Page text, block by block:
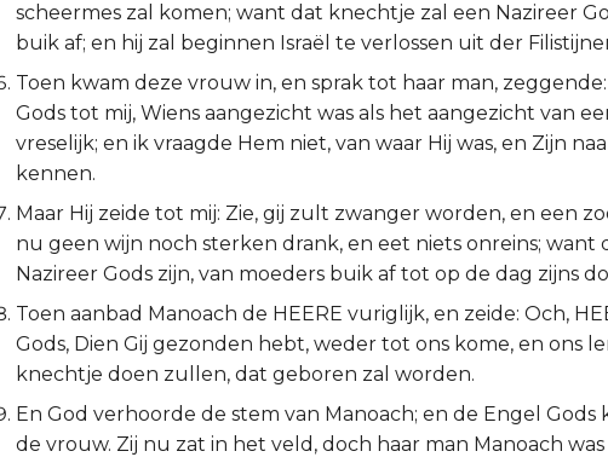
scheermes zal komen; want dat knechtje zal een Nazireer
buik af; en hij zal beginnen Israël te verlossen uit der
Toen kwam deze vrouw in, en sprak tot haar man,
Gods tot mij, Wiens aangezicht was als het aangezicht van
vreselijk; en ik vraagde Hem niet, van waar Hij was, en Zijn
kennen.
Maar Hij zeide tot mij: Zie, gij zult zwanger worden, en een
nu geen wijn noch sterken drank, en eet niets onreins; want
Nazireer Gods zijn, van moeders buik af tot op de dag zijns
Toen aanbad Manoach de HEERE vuriglijk, en zeide: Och,
Gods, Dien Gij gezonden hebt, weder tot ons kome, en ons
knechtje doen zullen, dat geboren zal worden.
En God verhoorde de stem van Manoach; en de Engel
de vrouw. Zij nu zat in het veld, doch haar man Manoach was